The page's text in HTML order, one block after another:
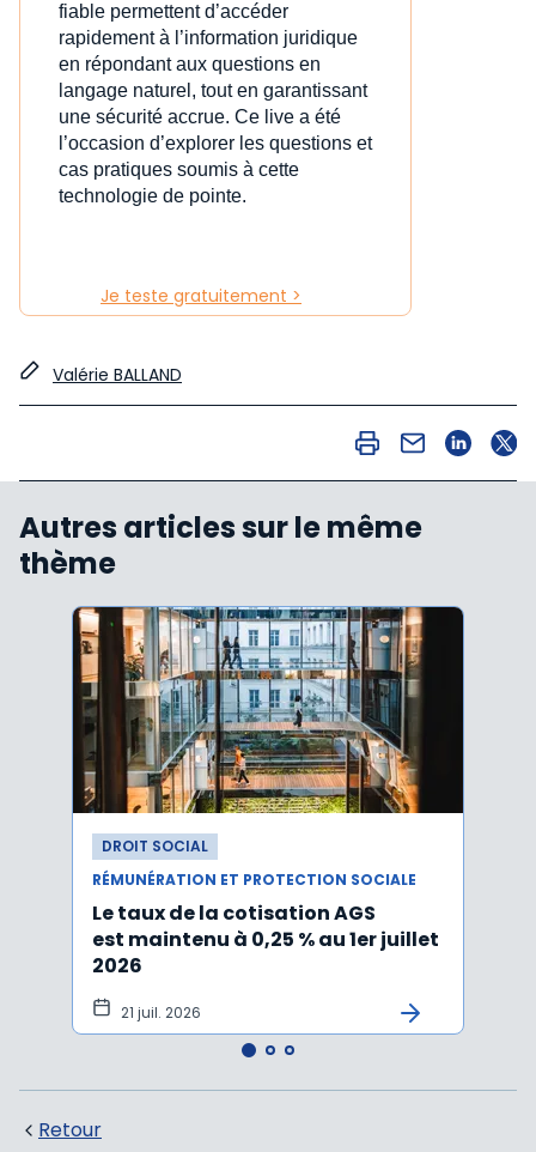
fiable permettent d’accéder
rapidement à l’information juridique
en répondant aux questions en
langage naturel, tout en garantissant
une sécurité accrue. Ce live a été
l’occasion d’explorer les questions et
cas pratiques soumis à cette
technologie de pointe.
Je teste gratuitement >
Valérie BALLAND
Autres articles sur le même
thème
DROIT SOCIAL
RÉMUNÉRATION ET PROTECTION SOCIALE
Le taux de la cotisation AGS
est maintenu à 0,25 % au 1er juillet
2026
21 juil. 2026
Retour